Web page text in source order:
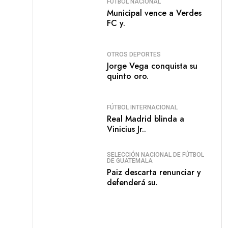
Municipal vence a Verdes
FC y.
OTROS DEPORTES
Jorge Vega conquista su
quinto oro.
FÚTBOL INTERNACIONAL
Real Madrid blinda a
Vinicius Jr..
SELECCIÓN NACIONAL DE FÚTBOL
DE GUATEMALA
Paiz descarta renunciar y
defenderá su.